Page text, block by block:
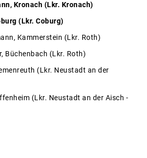
Kronach (Lkr. Kronach)
(Lkr. Coburg)
Kammerstein (Lkr. Roth)
Büchenbach (Lkr. Roth)
(Lkr. Neustadt an der
(Lkr. Neustadt an der Aisch -